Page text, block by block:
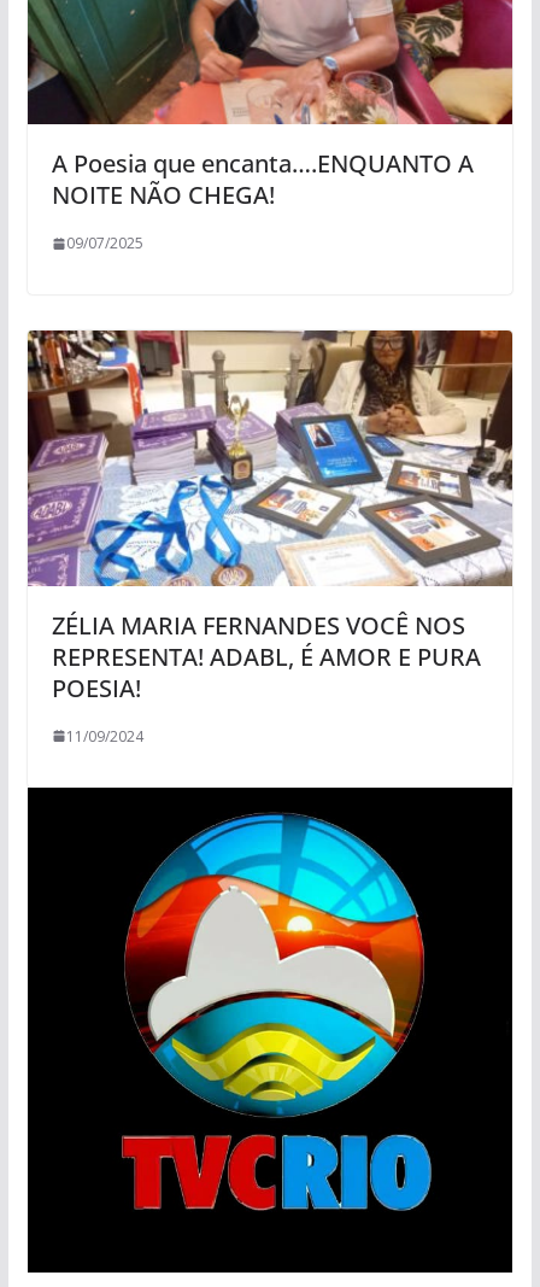
A Poesia que encanta….ENQUANTO A
NOITE NÃO CHEGA!
09/07/2025
ZÉLIA MARIA FERNANDES VOCÊ NOS
REPRESENTA! ADABL, É AMOR E PURA
POESIA!
11/09/2024